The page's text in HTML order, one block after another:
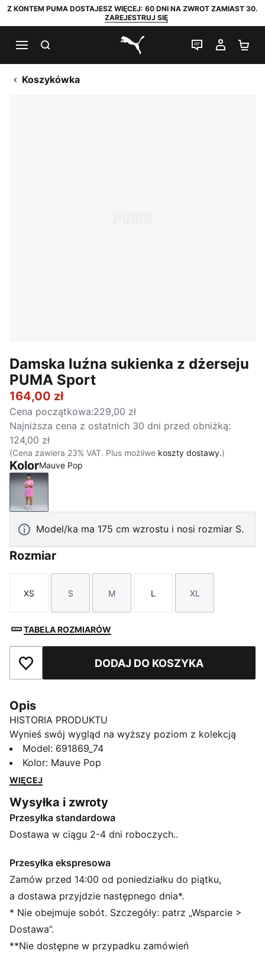
Z KONTEM PUMA DOSTAJESZ WIĘCEJ: 60 DNI NA ZWROT ZAMIAST 30.
ZAREJESTRUJ SIĘ
PUMA.com
CZAT NA
MOJE
Koszykówka
Damska luźna sukienka z dżerseju
PUMA Sport
164,00 zł
Cena początkowa:229,00 zł
Najniższa cena z ostatnich 30 dni przed obniżką:
124,00 zł
(Cena zawiera 23% VAT. Plus możliwe koszty dostawy.)
KolorMauve Pop
Mauve Pop
Model/ka ma 175 cm wzrostu i nosi rozmiar S.
Rozmiar
Rozmiar
XS
Rozmiar
S
Rozmiar
M
Rozmiar
L
Rozmiar
XL
TABELA ROZMIARÓW
Dodaj do ulubionychDODAJ DO KOSZYKA
Opis
HISTORIA PRODUKTU
Wynieś swój wygląd na wyższy poziom z kolekcją
PUMA Sport. Te codzienne klasyki łączą w sobie
sportowego ducha i styl uliczny. Podstawowe
elementy garderoby, takie jak bluzy z kapturem,
odświeżone dzięki lamówkom i kolorowym detalom,
tworząc świeże propozycje, które można nosić bez
końca.
ODPROWADZANIE WILGOCI: Materiały z technologią
dryCELL odprowadzają wilgoć ze skóry, zapewniając
suchość i wygodę
Wykonane w co najmniej 90% z materiałów
pochodzących z recyklingu.
SZCZEGÓŁY
Krój: Luźny
Model: 691869_74
Kolor: Mauve Pop
WIĘCEJ
Wysyłka i zwroty
Przesyłka standardowa
Dostawa w ciągu 2-4 dni roboczych..
Przesyłka ekspresowa
Zamów przed 14:00 od poniedziałku do piątku,
a dostawa przyjdzie następnego dnia*.
* Nie obejmuje sobót. Szczegóły: patrz „Wsparcie >
Dostawa”.
**Nie dostępne w przypadku zamówień